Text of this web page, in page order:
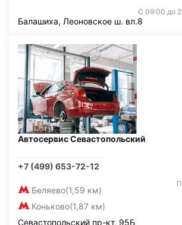
С 09:00 до
Балашиха, Леоновское ш. вл.8
Автосервис Севастопольский
+7 (499) 653-72-12
Беляево(1,59 км)
Коньково(1,87 км)
Севастопольский пр-кт, 95Б